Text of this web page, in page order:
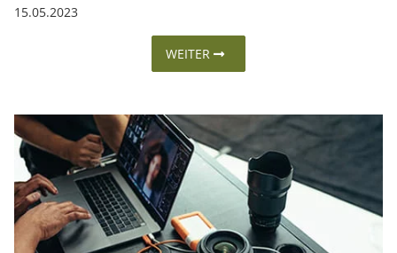
15.05.2023
WEITER